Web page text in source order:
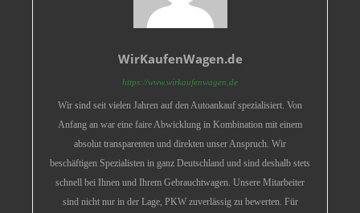
WirKaufenWagen.de
https://www.wirkaufenwagen.de
Wir sind seit vielen Jahren auf den Autoankauf spezialisiert. Von
Anfang an war eine faire Abwicklung in Kombination mit einem
absolut transparenten und direkten unser Anspruch. Wir
beschäftigen Spezialisten in ganz Deutschland und sind deshalb stets
schnell bei Ihnen und Ihrem Gebrauchtwagen. Unsere Mitarbeiter
sind nicht nur in der Lage, PKW zuverlässig zu bewerten. Für